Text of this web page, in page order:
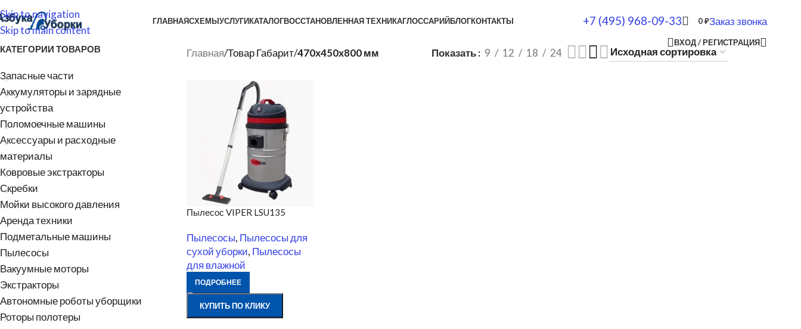
Skip to navigation
Skip to main content
ГЛАВНАЯСХЕМЫУСЛУГИКАТАЛОГВОССТАНОВЛЕННАЯ ТЕХНИКАГЛОССАРИЙБЛОГКОНТАКТЫ +7 (495) 968-09-33 0₽Заказ звонка
ВХОД / РЕГИСТРАЦИЯ
КАТЕГОРИИ ТОВАРОВ
Запасные части
Аккумуляторы и зарядные
устройства
Поломоечные машины
Аксессуары и расходные
материалы
Ковровые экстракторы
Скребки
Мойки высокого давления
Аренда техники
Подметальные машины
Пылесосы
Вакуумные моторы
Экстракторы
Автономные роботы уборщики
Роторы полотеры
Главная/Товар Габарит/470x450x800 мм Показать 9 12 18 24
Пылесос VIPER LSU135
Пылесосы, Пылесосы для
сухой уборки, Пылесосы
для влажной
ПОДРОБНЕЕ
КУПИТЬ ПО КЛИКУ